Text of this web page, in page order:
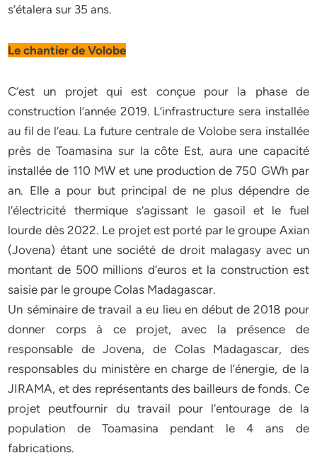
s’étalera sur 35 ans.
Le chantier de Volobe
C’est un projet qui est conçue pour la phase de
construction l’année 2019. L’infrastructure sera installée
au fil de l’eau. La future centrale de Volobe sera installée
près de Toamasina sur la côte Est, aura une capacité
installée de 110 MW et une production de 750 GWh par
an. Elle a pour but principal de ne plus dépendre de
l’électricité thermique s’agissant le gasoil et le fuel
lourde dès 2022. Le projet est porté par le groupe Axian
(Jovena) étant une société de droit malagasy avec un
montant de 500 millions d’euros et la construction est
saisie par le groupe Colas Madagascar.
Un séminaire de travail a eu lieu en début de 2018 pour
donner corps à ce projet, avec la présence de
responsable de Jovena, de Colas Madagascar, des
responsables du ministère en charge de l’énergie, de la
JIRAMA, et des représentants des bailleurs de fonds. Ce
projet peutfournir du travail pour l’entourage de la
population de Toamasina pendant le 4 ans de
fabrications.